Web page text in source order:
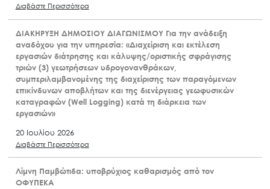
Διαβάστε Περισσότερα
ΔΙΑΚΗΡΥΞΗ ΔΗΜΟΣΙΟΥ ΔΙΑΓΩΝΙΣΜΟΥ Για την ανάδειξη
αναδόχου για την υπηρεσία: «Διαχείριση και εκτέλεση
εργασιών διάτρησης και κάλυψης/οριστικής σφράγισης
τριών (3) γεωτρήσεων υδρογονανθράκων,
συμπεριλαμβανομένης της διαχείρισης των παραγόμενων
επικίνδυνων αποβλήτων και της διενέργειας γεωφυσικών
καταγραφών (Well Logging) κατά τη διάρκεια των
εργασιών»
20 Ιουλίου 2026
Διαβάστε Περισσότερα
Λίμνη Παμβώτιδα: υποβρύχιος καθαρισμός από τον
ΟΦΥΠΕΚΑ